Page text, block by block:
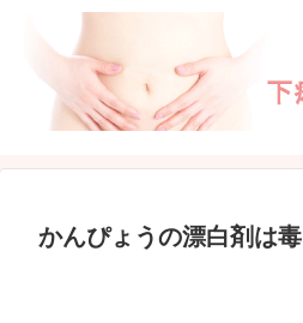
かんぴょうの漂白剤は毒